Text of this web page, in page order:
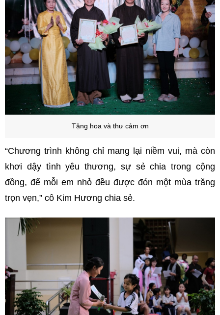
Tặng hoa và thư cảm ơn
“Chương trình không chỉ mang lại niềm vui, mà còn
khơi dậy tình yêu thương, sự sẻ chia trong cộng
đồng, để mỗi em nhỏ đều được đón một mùa trăng
trọn vẹn,” cô Kim Hương chia sẻ.